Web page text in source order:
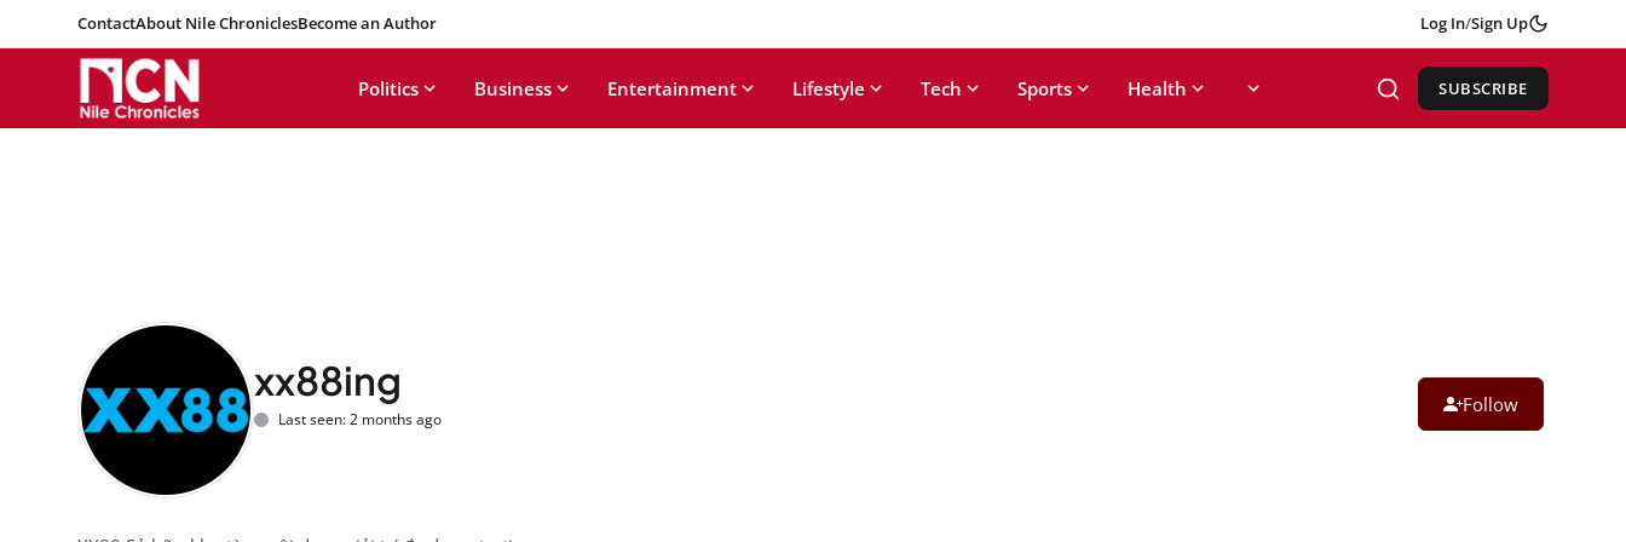
ContactAbout Nile ChroniclesBecome an Author Log In/Sign Up
Politics Business Entertainment Lifestyle Tech Sports Health SUBSCRIBE
xx88ing
Last seen: 2 months ago
Follow